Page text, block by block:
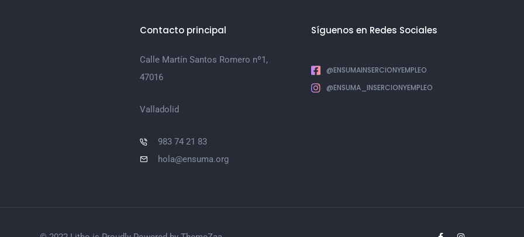
Contacto principal
Calle Martín Santos Romero nº1,
47016
Valladolid
983 74 21 83
hola@ensuma.org
Síguenos en Redes Sociales
@ENSUMAINSERCIONYEMPLEO
@ENSUMA_INSERCIONYEMPLEO